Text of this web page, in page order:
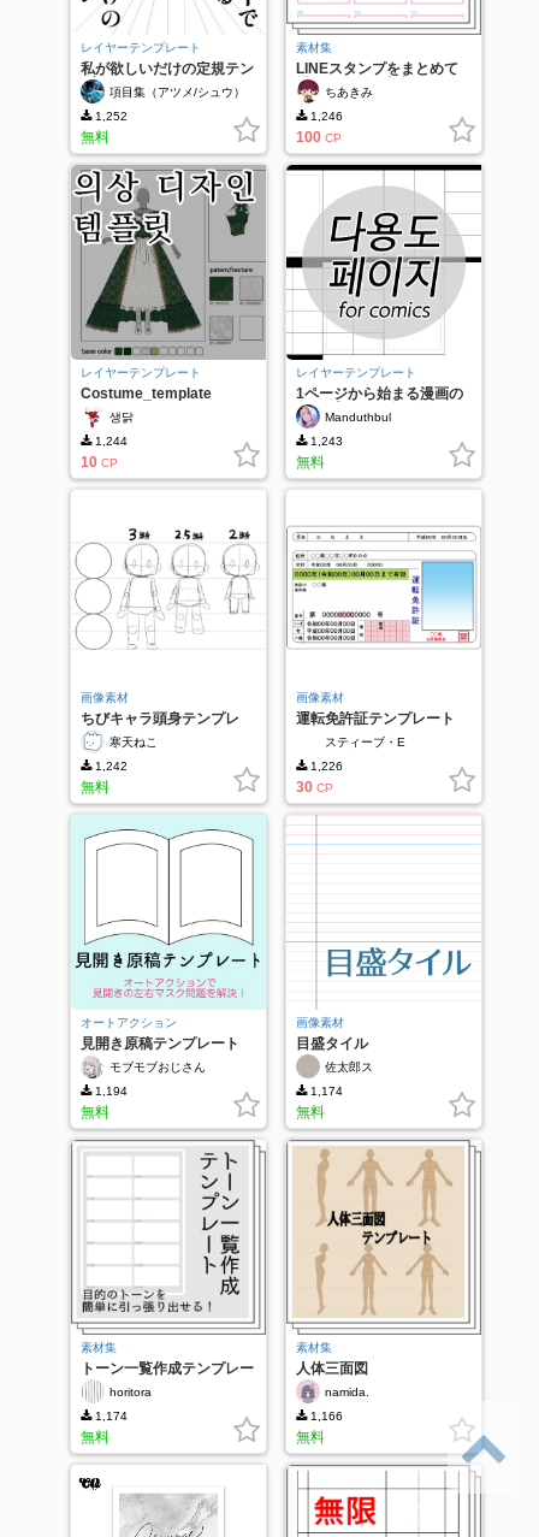
レイヤーテンプレート
私が欲しいだけの定規テン
プレート項目集（アツメ/シュウ）
1,252
無料
素材集
LINEスタンプをまとめて
描けて一気に出力できる！
テンプレ＆アクションのセ
ット
ちあきみ
1,246
100 CP
レイヤーテンプレート
Costume_template
생닭
1,244
10 CP
レイヤーテンプレート
1ページから始まる漫画の
テンプレート(多目的)
Manduthbul
1,243
無料
画像素材
ちびキャラ頭身テンプレ
寒天ねこ
1,242
無料
画像素材
運転免許証テンプレート
スティーブ・E
1,226
30 CP
オートアクション
見開き原稿テンプレート
モブモブおじさん
1,194
無料
画像素材
目盛タイル
佐太郎ス
1,174
無料
素材集
トーン一覧作成テンプレー
ト
horitora
1,174
無料
素材集
人体三面図
namida.
1,166
無料